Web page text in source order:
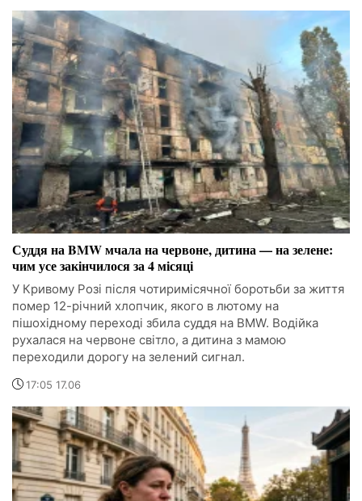
Суддя на BMW мчала на червоне, дитина — на зелене:
чим усе закінчилося за 4 місяці
У Кривому Розі після чотиримісячної боротьби за життя
помер 12-річний хлопчик, якого в лютому на
пішохідному переході збила суддя на BMW. Водійка
рухалася на червоне світло, а дитина з мамою
переходили дорогу на зелений сигнал.
17:05 17.06